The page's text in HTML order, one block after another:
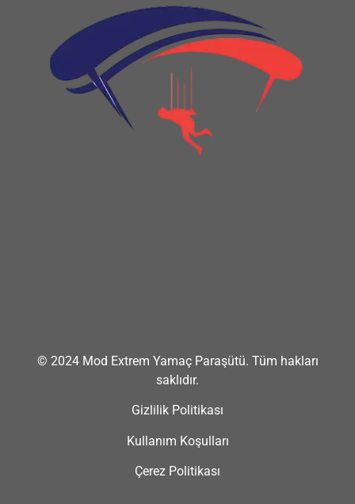
© 2024 Mod Extrem Yamaç Paraşütü. Tüm hakları
saklıdır.
Gizlilik Politikası
Kullanım Koşulları
Çerez Politikası